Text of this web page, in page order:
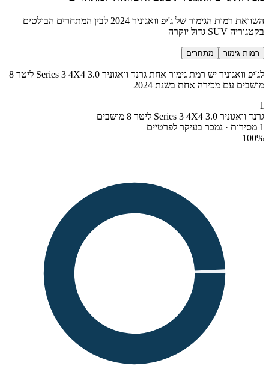
השוואת רמות הגימור של ג'יפ וואגוניר 2024 לבין המתחרים הבולטים
בקטגוריה SUV גדול יוקרה
רמות גימור מתחרים
לג'יפ וואגוניר יש רמת גימור אחת גרנד וואגוניר Series 3 4X4 3.0 ליטר 8
מושבים עם מכירה אחת בשנת 2024
1
גרנד וואגוניר Series 3 4X4 3.0 ליטר 8 מושבים
1 מסירות · נמכר בעיקר לפרטיים
100%